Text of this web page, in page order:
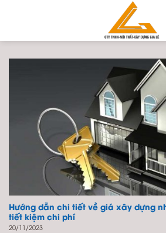
Hướng dẫn chi tiết về giá xây dựng
tiết kiệm chi phí
20/11/2023